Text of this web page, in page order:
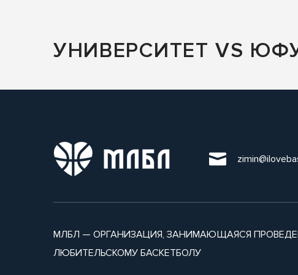
УНИВЕРСИТЕТ VS ЮФУ
МЛБЛ — ОРГАНИЗАЦИЯ, ЗАНИМАЮЩАЯСЯ
ЛЮБИТЕЛЬСКОМУ БАСКЕТБОЛУ